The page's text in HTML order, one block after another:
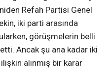
Refah Partisi Genel
iki parti arasında
görüşmelerin belli
Ancak şu ana kadar iki
alınmış bir karar